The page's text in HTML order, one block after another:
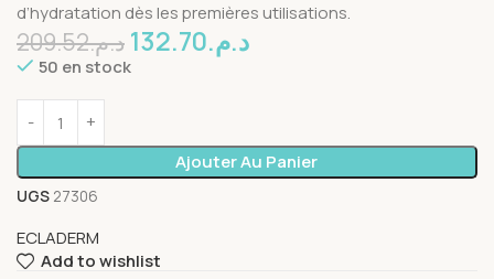
d’hydratation dès les premières utilisations.
د.م.209.52 د.م.132.70
50 en stock
Ajouter Au Panier
UGS 27306
ECLADERM
Add to wishlist